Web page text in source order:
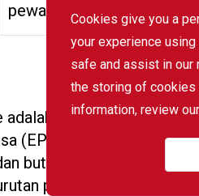
Cookies give you a
your experience
safe and assist in our
the storing of cookies
information, review
pewarna, rempah-rempah
monomer penting
(EPS) dan plastik lainnya.
butadiena
pertama karet sintetis.